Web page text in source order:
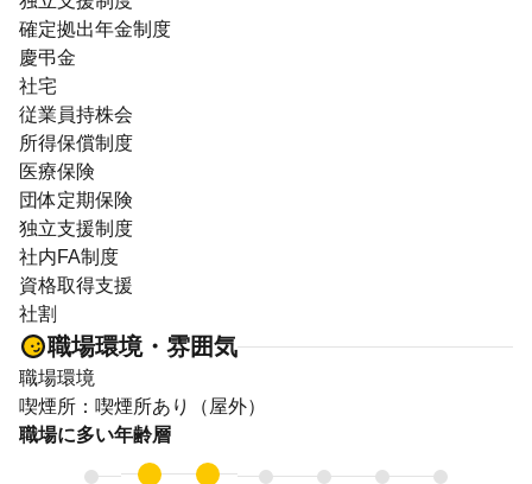
確定拠出年金制度
慶弔金
社宅
従業員持株会
所得保償制度
医療保険
団体定期保険
独立支援制度
社内FA制度
資格取得支援
社割
職場環境・雰囲気
職場環境
喫煙所：喫煙所あり（屋外）
職場に多い年齢層